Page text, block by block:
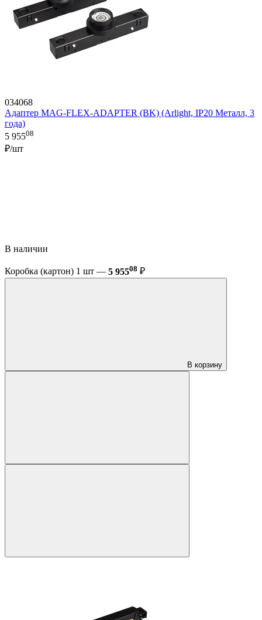
034068
Адаптер MAG-FLEX-ADAPTER (BK) (Arlight, IP20 Металл, 3
года)
5 95508
₽/шт
В наличии
Коробка (картон) 1 шт — 5 95508 ₽
В корзину